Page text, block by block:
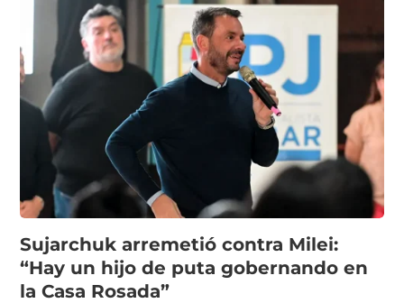
Sujarchuk arremetió contra Milei:
“Hay un hijo de puta gobernando en
la Casa Rosada”